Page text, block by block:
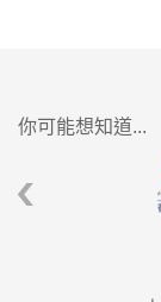
你可能想知道...